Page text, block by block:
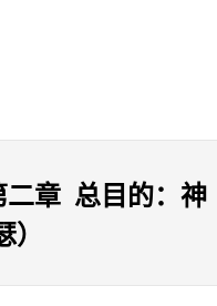
二章 总目的：神